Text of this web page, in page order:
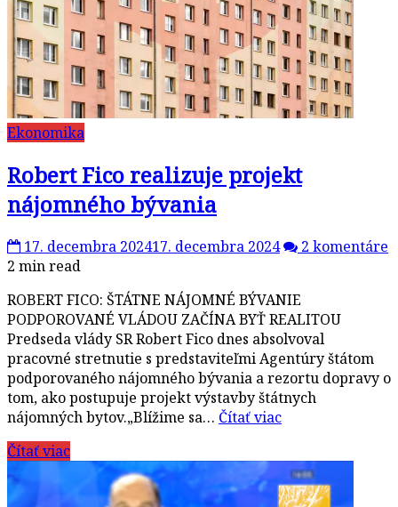
Ekonomika
Robert Fico realizuje projekt
nájomného bývania
17. decembra 202417. decembra 2024
2 komentáre
2 min read
ROBERT FICO: ŠTÁTNE NÁJOMNÉ BÝVANIE
PODPOROVANÉ VLÁDOU ZAČÍNA BYŤ REALITOU
Predseda vlády SR Robert Fico dnes absolvoval
pracovné stretnutie s predstaviteľmi Agentúry štátom
podporovaného nájomného bývania a rezortu dopravy o
tom, ako postupuje projekt výstavby štátnych
nájomných bytov.„Blížime sa… Čítať viac
Čítať viac